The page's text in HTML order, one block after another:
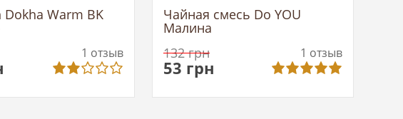
Dokha Warm BK
1 отзыв
Чайная смесь Do YOU
Малина
132грн
53 грн
1 отзыв